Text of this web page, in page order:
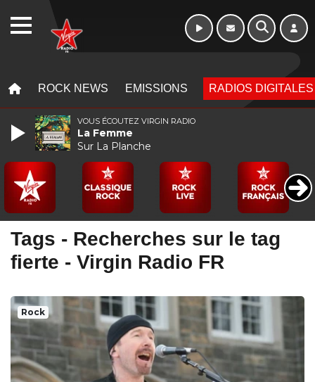
ROCK NEWS EMISSIONS RADIOS DIGITALES
Tags - Recherches sur le tag
fierte - Virgin Radio FR
Rock
VOUS ÉCOUTEZ VIRGIN RADIO
La Femme
Sur La Planche
WEBRADIO 10h - 13h